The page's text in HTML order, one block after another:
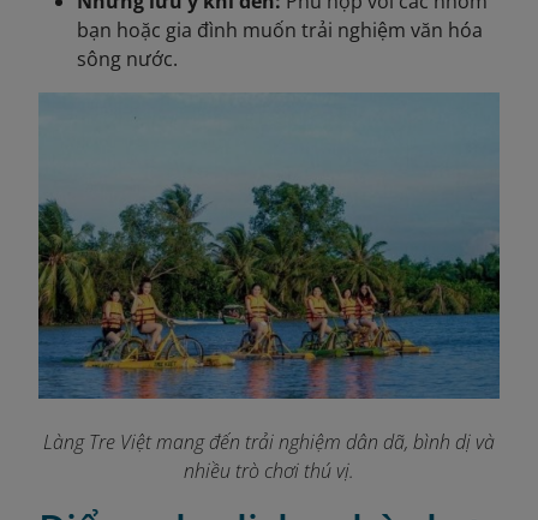
bạn hoặc gia đình muốn trải nghiệm văn hóa
sông nước.
Làng Tre Việt mang đến trải nghiệm dân dã, bình dị và
nhiều trò chơi thú vị.